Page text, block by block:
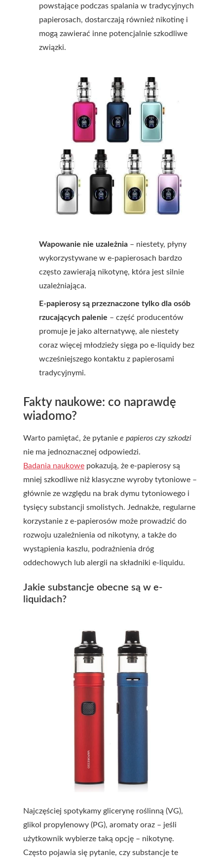
powstające podczas spalania w tradycyjnych
papierosach, dostarczają również nikotinę i
mogą zawierać inne potencjalnie szkodliwe
związki.
Wapowanie nie uzależnia – niestety, płyny
wykorzystywane w e-papierosach bardzo
często zawierają nikotynę, która jest silnie
uzależniająca.
E-papierosy są przeznaczone tylko dla osób
rzucających palenie – część producentów
promuje je jako alternatywę, ale niestety
coraz więcej młodzieży sięga po e-liquidy bez
wcześniejszego kontaktu z papierosami
tradycyjnymi.
Fakty naukowe: co naprawdę
wiadomo?
Warto pamiętać, że pytanie e papieros czy szkodzi
nie ma jednoznacznej odpowiedzi.
Badania naukowe pokazują, że e-papierosy są
mniej szkodliwe niż klasyczne wyroby tytoniowe –
głównie ze względu na brak dymu tytoniowego i
tysięcy substancji smolistych. Jednakże, regularne
korzystanie z e-papierosów może prowadzić do
rozwoju uzależnienia od nikotyny, a także do
wystąpienia kaszlu, podrażnienia dróg
oddechowych lub alergii na składniki e-liquidu.
Jakie substancje obecne są w e-
liquidach?
Najczęściej spotykamy glicerynę roślinną (VG),
glikol propylenowy (PG), aromaty oraz – jeśli
użytkownik wybierze taką opcję – nikotynę.
Często pojawia się pytanie, czy substancje te